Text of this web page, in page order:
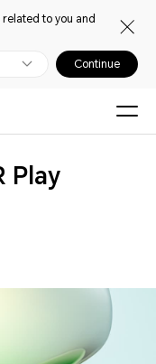
to you and
Continue
Play